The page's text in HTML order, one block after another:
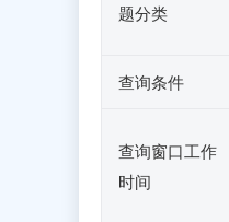
题分类
查询条件
查询窗口工作
时间